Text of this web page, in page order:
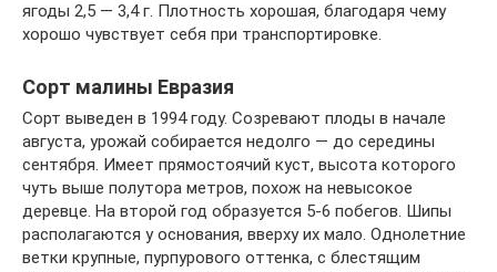
ягоды 2,5 — 3,4 г. Плотность хорошая, благодаря чему
хорошо чувствует себя при транспортировке.
Сорт малины Евразия
Сорт выведен в 1994 году. Созревают плоды в начале
августа, урожай собирается недолго — до середины
сентября. Имеет прямостоячий куст, высота которого
чуть выше полутора метров, похож на невысокое
деревце. На второй год образуется 5-6 побегов. Шипы
располагаются у основания, вверху их мало. Однолетние
ветки крупные, пурпурового оттенка, с блестящим